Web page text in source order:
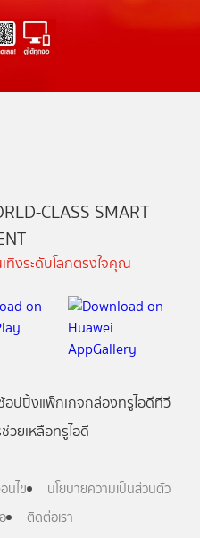
CLASS SMART
งระดับโลกตรงใจคุณ
อปปิ้งแพ็กเกจกล่องทรูไอดีทีวี
วยเหลือทรูไอดี
นไข
นโยบายความเป็นส่วนตัว
ติดต่อเรา